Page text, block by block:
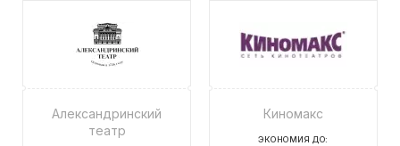
Александринский
театр
Киномакс
ЭКОНОМИЯ ДО: